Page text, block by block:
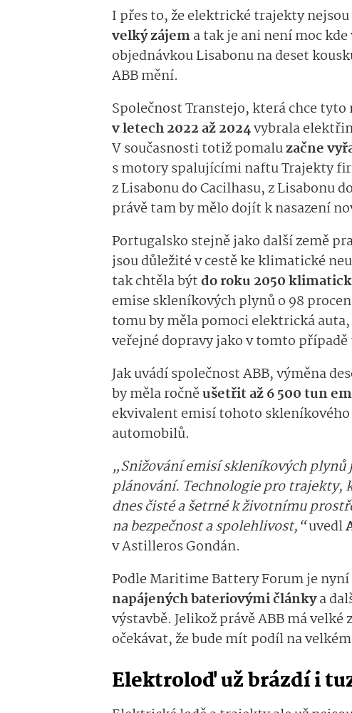
I přes to, že elektrické trajekty
velký zájema tak je ani není moc
objednávkou Lisabonu na deset
ABB mění.
Společnost Transtejo, která chce
v letech 2022 až 2024vybrala
V současnosti totiž pomaluzačne
s motory spalujícími naftu Trajekty
z Lisabonu do Cacilhasu, z Lisabonu
právě tam by mělo dojít k nasazení
Portugalsko stejně jako další země
jsou důležité v cestě ke klimatické
tak chtěla býtdo roku 2050
emise skleníkových plynů o 98
tomu by měla pomoci elektrická
veřejné dopravy jako v tomto
Jak uvádí společnost ABB, výměna
by měla ročněušetřit až 6 500 tun
ekvivalent emisí tohoto
automobilů.
„Snižování emisí skleníkových
plánování. Technologie pro trajekty,
dnes čisté a šetrné k životnímu
na bezpečnost a spolehlivost,“uvedl
v Astilleros Gondán.
Podle Maritime Battery Forum je nyní
napájených bateriovými článkya
výstavbě. Jelikož právě ABB má
očekávat, že bude mít podíl na
Elektroloď už brázdí i